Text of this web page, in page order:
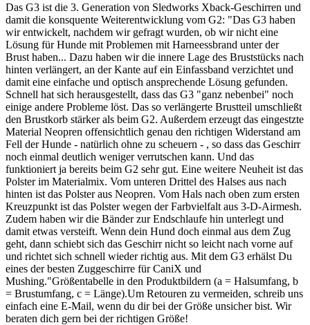
Das G3 ist die 3. Generation von Sledworks Xback-Geschirren und
damit die konsquente Weiterentwicklung vom G2: "Das G3 haben
wir entwickelt, nachdem wir gefragt wurden, ob wir nicht eine
Lösung für Hunde mit Problemen mit Harneessbrand unter der
Brust haben... Dazu haben wir die innere Lage des Bruststücks nach
hinten verlängert, an der Kante auf ein Einfassband verzichtet und
damit eine einfache und optisch ansprechende Lösung gefunden.
Schnell hat sich herausgestellt, dass das G3 "ganz nebenbei" noch
einige andere Probleme löst. Das so verlängerte Brustteil umschließt
den Brustkorb stärker als beim G2. Außerdem erzeugt das eingestzte
Material Neopren offensichtlich genau den richtigen Widerstand am
Fell der Hunde - natürlich ohne zu scheuern - , so dass das Geschirr
noch einmal deutlich weniger verrutschen kann. Und das
funktioniert ja bereits beim G2 sehr gut. Eine weitere Neuheit ist das
Polster im Materialmix. Vom unteren Drittel des Halses aus nach
hinten ist das Polster aus Neopren. Vom Hals nach oben zum ersten
Kreuzpunkt ist das Polster wegen der Farbvielfalt aus 3-D-Airmesh.
Zudem haben wir die Bänder zur Endschlaufe hin unterlegt und
damit etwas versteift. Wenn dein Hund doch einmal aus dem Zug
geht, dann schiebt sich das Geschirr nicht so leicht nach vorne auf
und richtet sich schnell wieder richtig aus. Mit dem G3 erhälst Du
eines der besten Zuggeschirre für CaniX und
Mushing."Größentabelle in den Produktbildern (a = Halsumfang, b
= Brustumfang, c = Länge).Um Retouren zu vermeiden, schreib uns
einfach eine E-Mail, wenn du dir bei der Größe unsicher bist. Wir
beraten dich gern bei der richtigen Größe!